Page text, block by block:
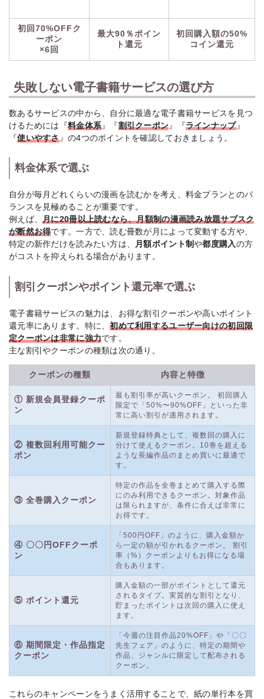
初回70%OFFク
ーポン
×6回
最大90％ポイン
ト還元
初回購入額の50%
コイン還元
失敗しない電子書籍サービスの選び方
数あるサービスの中から、自分に最適な電子書籍サービスを見つ
けるためには『料金体系 』『 割引クーポン 』『ラインナップ』
『使いやすさ』の4つのポイントを確認しておきましょう。
料金体系で選ぶ
自分が毎月どれくらいの漫画を読むかを考え、料金プランとのバ
ランスを見極めることが重要です。
例えば、月に20冊以上読むなら、月額制の漫画読み放題サブスク
が断然お得です。一方で、読む冊数が月によって変動する方や、
特定の新作だけを読みたい方は、
月額ポイント制や都度購入の方
がコストを抑えられる場合があります。
割引クーポンやポイント還元率で選ぶ
電子書籍サービスの魅力は、お得な割引クーポンや高いポイント
還元率にあります。特に、初めて利用するユーザー向けの初回限
定クーポンは非常に強力です。
主な割引やクーポンの種類は次の通り。
クーポンの種類 内容と特徴
① 新規会員登録クーポ
ン
最も割引率が高いクーポン。 初回購入
限定で「50%〜90%OFF」といった非
常に高い割引が適用されます。
② 複数回利用可能クー
ポン
新規登録特典として、複数回の購入に
分けて使えるクーポン。10巻を超える
ような長編作品のまとめ買いに最適で
す。
③ 全巻購入クーポン
特定の作品を全巻まとめて購入する際
にのみ利用できるクーポン。対象作品
は限られますが、条件に合えば非常に
お得です。
④ 〇〇円OFFクーポ
ン
「500円OFF」のように、購入金額か
ら一定の額が引かれるクーポン。 割引
率（%）クーポンよりもお得になる場
合もあります。
⑤ ポイント還元
購入金額の一部がポイントとして還元
されるタイプ。実質的な割引となり、
貯まったポイントは次回の購入に使え
ます。
⑥ 期間限定・作品指定
クーポン
「今週の注目作品20%OFF」や「〇〇
先生フェア」のように、特定の期間や
作品、ジャンルに限定して配布される
クーポン。
これらのキャンペーンをうまく活用することで、紙の単行本を買